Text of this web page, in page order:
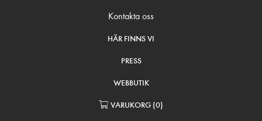
Kontakta oss
HÄR FINNS VI
PRESS
WEBBUTIK
VARUKORG (0)